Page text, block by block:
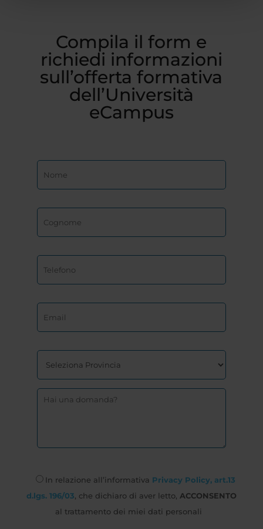
Compila il form e
richiedi informazioni
sull’offerta formativa
dell’Università
eCampus
In relazione all’informativa Privacy Policy, art.13
d.lgs. 196/03 , che dichiaro di aver letto, ACCONSENTO
al trattamento dei miei dati personali